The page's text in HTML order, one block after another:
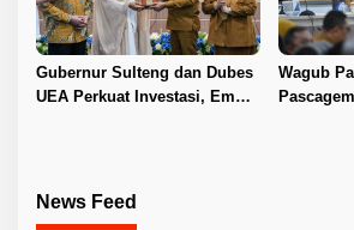
Gubernur Sulteng dan Dubes
UEA Perkuat Investasi, Empat
Wagub
News Feed